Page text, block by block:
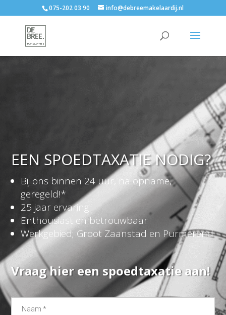
075-202 03 90 info@debreemakelaardij.nl
EEN SPOEDTAXATIE NODIG?
Bij ons binnen 24 uur, na opname,
geregeld!*
25 jaar ervaring
Enthousiast en betrouwbaar
Werkgebied; Groot Zaanstad en Purmerend
Vraag hier een spoedtaxatie aan!